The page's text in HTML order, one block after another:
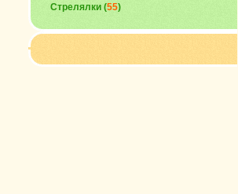
Стрелялки (55)